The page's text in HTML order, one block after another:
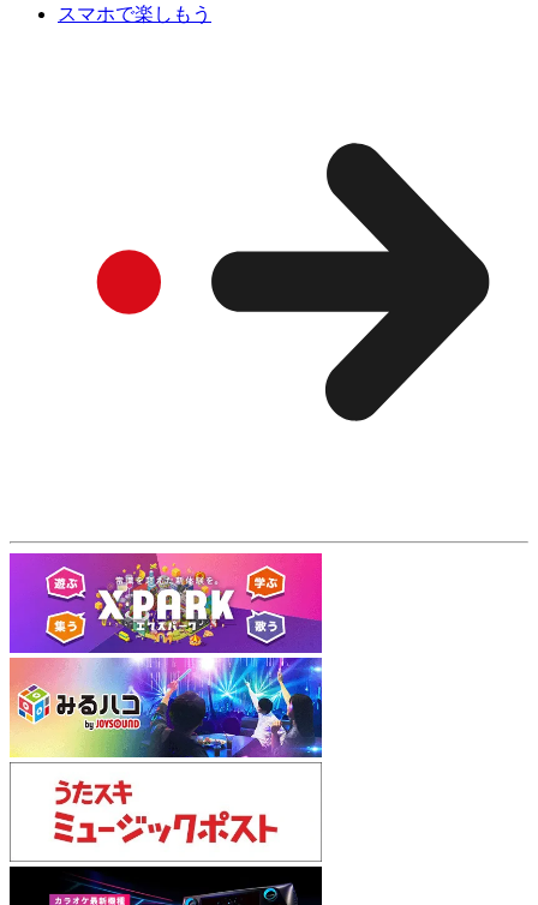
スマホで楽しもう